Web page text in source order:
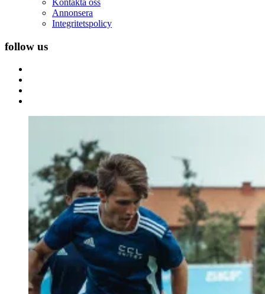
Kontakta oss
Annonsera
Integritetspolicy
follow us